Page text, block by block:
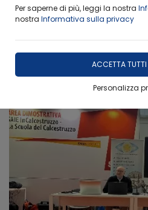
Per saperne di più, leggi la nostra
nostra Informativa sulla privacy
ACCETTA
Personalizza
SAIE Bologna